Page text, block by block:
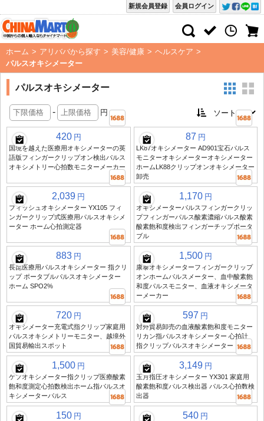
会員ログイン
新規会員登録
ホーム > アリババから探す > 美容/健康 > ヘルスケア >
パルスオキシメーター
パルスオキシメーター
- 円
420 円
国境を越えた医療用オキシメーターの英
語版フィンガークリップオン検出パルス
オキシメトリー心拍数モニターメーカー
87 円
LK87オキシメーター AD901宝石パルス
モニターオキシメーターオキシメーター
ホームLK88クリップオンオキシメーター
卸売
2,039 円
フィッシュオキシメーター YX105 フィ
ンガークリップ式医療用パルスオキシメ
ーター ホーム心拍測定器
1,170 円
オキシメーターパルスフィンガークリッ
プフィンガーパルス酸素濃縮パルス酸素
酸素飽和度検出フィンガーチップポータ
ブル
883 円
長昆医療用パルスオキシメーター 指クリ
ップ ポータブルパルスオキシメーター
ホーム SPO2%
1,500 円
康泰オキシメーターフィンガークリップ
オンホームパルスメーター、血中酸素飽
和度パルスモニター、血液オキシメータ
ーメーカー
720 円
オキシメーター充電式指クリップ家庭用
パルスオキシメトリーモニター、越境外
国貿易輸出スポット
597 円
対外貿易卸売の血液酸素飽和度モニター
リカン指パルスオキシメーター 心拍計
指クリップパルスオキシメーター
1,500 円
ケフオキシメーター指クリップ医療酸素
飽和度測定心拍数検出ホーム指パルスオ
キシメーターパルス
3,149 円
玉月指圧オキシメーター YX301 家庭用
酸素飽和度パルス検出器 パルス心拍数検
出器
150 円 540 円